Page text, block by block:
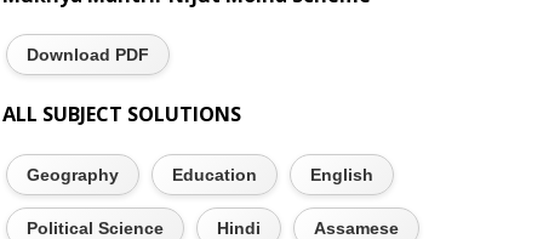
Download PDF
ALL SUBJECT SOLUTIONS
Geography Education English
Political Science Hindi Assamese